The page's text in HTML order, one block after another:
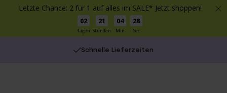
Letzte Chance: 2 für 1 auf alles im SALE* Jetzt shoppen!
02
Tagen
21
Stunden
04
Min
28
Sec
Schnelle Lieferzeiten